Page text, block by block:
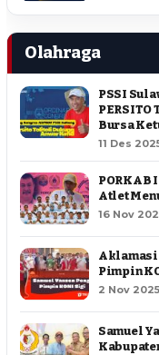
Olahraga
PSSI
Bursa
11 Des
PORKAB
Atlet
16 Nov
Aklamasi
Pimpin
2 Nov 2025
Samuel